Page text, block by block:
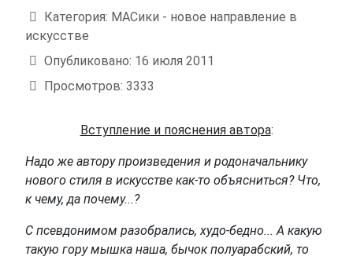
Категория: МАСики - новое направление в
искусстве
Опубликовано: 16 июля 2011
Просмотров: 3333
Вступление и пояснения автора:
Надо же автору произведения и родоначальнику
нового стиля в искусстве как-то объясниться? Что,
к чему, да почему...?
С псевдонимом разобрались, худо-бедно... А какую
такую гору мышка наша, бычок полуарабский, то